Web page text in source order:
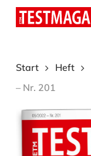
Skip
content
Start Heft
– Nr. 201